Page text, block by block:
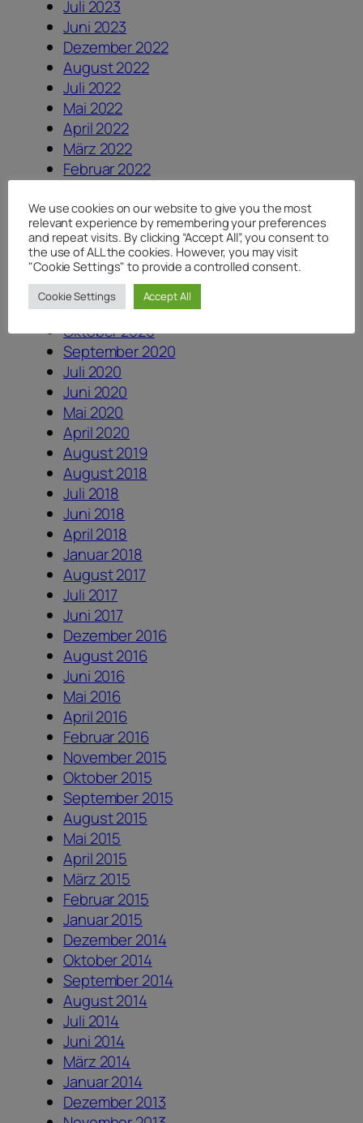
Juli 2023
Juni 2023
Dezember 2022
August 2022
Juli 2022
Mai 2022
April 2022
März 2022
Februar 2022
August 2021
Juli 2021
Juni 2021
Mai 2021
März 2021
Februar 2021
Oktober 2020
September 2020
Juli 2020
Juni 2020
Mai 2020
April 2020
August 2019
August 2018
Juli 2018
Juni 2018
April 2018
Januar 2018
August 2017
Juli 2017
Juni 2017
Dezember 2016
August 2016
Juni 2016
Mai 2016
April 2016
Februar 2016
November 2015
Oktober 2015
September 2015
August 2015
Mai 2015
April 2015
März 2015
Februar 2015
Januar 2015
Dezember 2014
Oktober 2014
September 2014
August 2014
Juli 2014
Juni 2014
März 2014
Januar 2014
Dezember 2013
We use cookies on our website to give you the most
relevant experience by remembering your preferences
and repeat visits. By clicking “Accept All”, you consent to
the use of ALL the cookies. However, you may visit
"Cookie Settings" to provide a controlled consent.
Cookie Settings Accept All